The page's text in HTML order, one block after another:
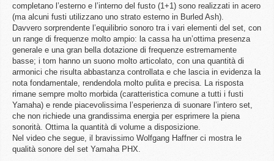
completano l’esterno e l’interno del fusto (1+1) sono realizzati in acero
(ma alcuni fusti utilizzano uno strato esterno in Burled Ash).
Davvero sorprendente l’equilibrio sonoro tra i vari elementi del set, con
un range di frequenze molto ampio: la cassa ha un’ottima presenza
generale e una gran bella dotazione di frequenze estremamente
basse; i tom hanno un suono molto articolato, con una quantità di
armonici che risulta abbastanza controllata e che lascia in evidenza la
nota fondamentale, rendendola molto pulita e precisa. La risposta
rimane sempre molto morbida (caratteristica comune a tutti i fusti
Yamaha) e rende piacevolissima l’esperienza di suonare l’intero set,
che non richiede una grandissima energia per esprimere la piena
sonorità. Ottima la quantità di volume a disposizione.
Nel video che segue, il bravissimo Wolfgang Haffner ci mostra le
qualità sonore del set Yamaha PHX.